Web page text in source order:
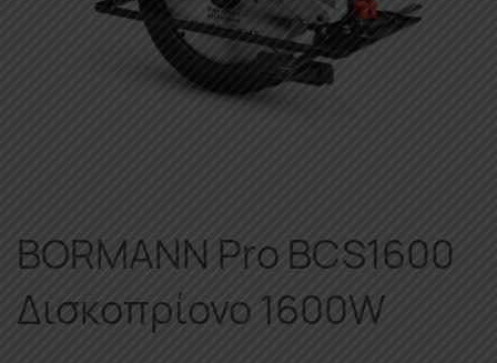
BORMANN Pro BCS1600
Δισκοπρίονο 1600W